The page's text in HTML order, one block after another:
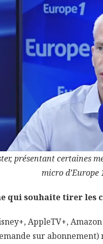
présentant certaines
micro d’Europe
qui souhaite tirer les
AppleTV+,
sur abonnement)